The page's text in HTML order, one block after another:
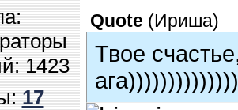
1423
17
Quote (Ириша)
Твое